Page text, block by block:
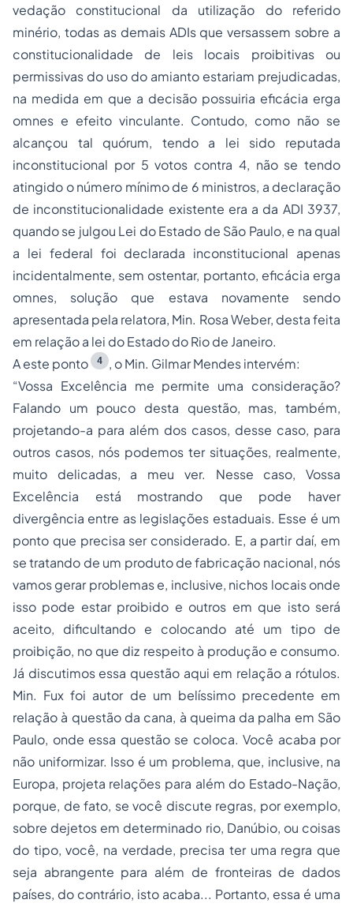
vedação constitucional da utilização do referido
minério, todas as demais ADIs que versassem sobre a
constitucionalidade de leis locais proibitivas ou
permissivas do uso do amianto estariam prejudicadas,
na medida em que a decisão possuiria eficácia erga
omnes e efeito vinculante. Contudo, como não se
alcançou tal quórum, tendo a lei sido reputada
inconstitucional por 5 votos contra 4, não se tendo
atingido o número mínimo de 6 ministros, a declaração
de inconstitucionalidade existente era a da ADI 3937,
quando se julgou Lei do Estado de São Paulo, e na qual
a lei federal foi declarada inconstitucional apenas
incidentalmente, sem ostentar, portanto, eficácia erga
omnes, solução que estava novamente sendo
apresentada pela relatora, Min. Rosa Weber, desta feita
em relação a lei do Estado do Rio de Janeiro.
A este ponto
4
, o Min. Gilmar Mendes intervém:
“Vossa Excelência me permite uma consideração?
Falando um pouco desta questão, mas, também,
projetando-a para além dos casos, desse caso, para
outros casos, nós podemos ter situações, realmente,
muito delicadas, a meu ver. Nesse caso, Vossa
Excelência está mostrando que pode haver
divergência entre as legislações estaduais. Esse é um
ponto que precisa ser considerado. E, a partir daí, em
se tratando de um produto de fabricação nacional, nós
vamos gerar problemas e, inclusive, nichos locais onde
isso pode estar proibido e outros em que isto será
aceito, dificultando e colocando até um tipo de
proibição, no que diz respeito à produção e consumo.
Já discutimos essa questão aqui em relação a rótulos.
Min. Fux foi autor de um belíssimo precedente em
relação à questão da cana, à queima da palha em São
Paulo, onde essa questão se coloca. Você acaba por
não uniformizar. Isso é um problema, que, inclusive, na
Europa, projeta relações para além do Estado-Nação,
porque, de fato, se você discute regras, por exemplo,
sobre dejetos em determinado rio, Danúbio, ou coisas
do tipo, você, na verdade, precisa ter uma regra que
seja abrangente para além de fronteiras de dados
países, do contrário, isto acaba... Portanto, essa é uma